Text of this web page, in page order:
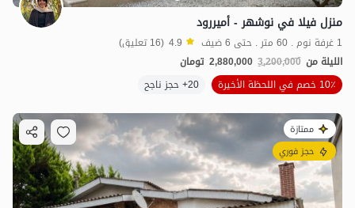
منزل فيلا في نوشهر - أميررود
1 غرفة نوم . 60 متر . حتى 6 ضيف 4.9 (16 تعليق)
الليلة من 3,200,000
2,880,000 تومان
10٪ خصم في اللحظة الأخيرة
20+ حجز ناجح
ممتازة
حجز فوري